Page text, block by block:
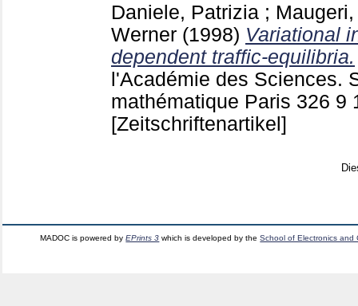
Daniele, Patrizia ;
Werner (1998) Variational
dependent traffic-equilibria.
l'Académie des Sciences.
mathématique Paris 326 9
[Zeitschriftenartikel]
MADOC is powered byEPrints 3 which is developed by theSchool of Electronics and